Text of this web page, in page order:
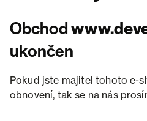
Obchod
ukončen
Pokud jste majitel tohoto e-
obnovení, tak se na nás